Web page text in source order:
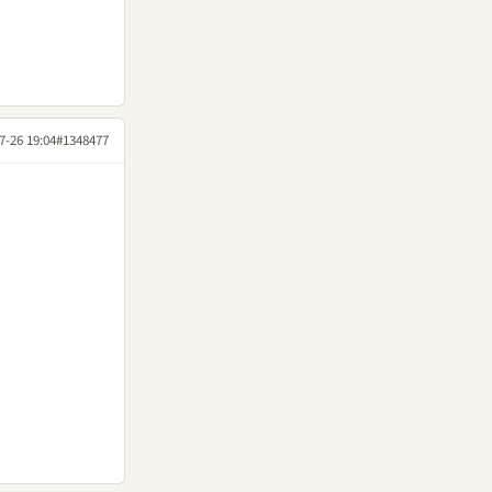
26 19:04#1348477